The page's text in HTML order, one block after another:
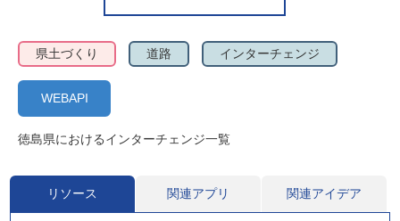
県土づくり 道路 インターチェンジ
WEBAPI
徳島県におけるインターチェンジ一覧
リソース 関連アプリ 関連アイデア